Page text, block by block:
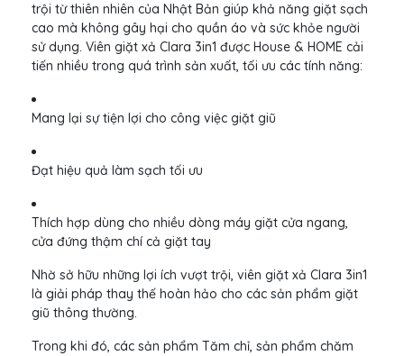
trội từ thiên nhiên của Nhật Bản giúp khả năng giặt sạch
cao mà không gây hại cho quần áo và sức khỏe người
sử dụng. Viên giặt xả Clara 3in1 được House & HOME cải
tiến nhiều trong quá trình sản xuất, tối ưu các tính năng:
Mang lại sự tiện lợi cho công việc giặt giũ
Đạt hiệu quả làm sạch tối ưu
Thích hợp dùng cho nhiều dòng máy giặt cửa ngang,
cửa đứng thậm chí cả giặt tay
Nhờ sở hữu những lợi ích vượt trội, viên giặt xả Clara 3in1
là giải pháp thay thế hoàn hảo cho các sản phẩm giặt
giũ thông thường.
Trong khi đó, các sản phẩm Tăm chỉ, sản phẩm chăm